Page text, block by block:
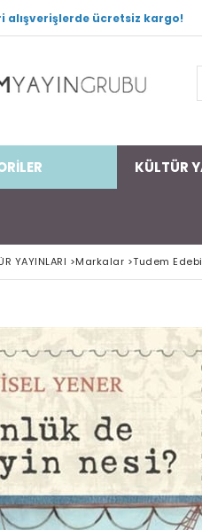
alışverişlerde ücretsiz kargo!
KÜLTÜR
YAYINLARI >Markalar >Tudem